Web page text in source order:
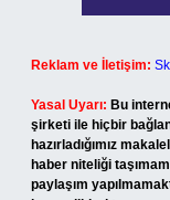
Reklam ve İletişim:
Yasal Uyarı: Bu
şirketi ile hiçbir
hazırladığımız
haber niteliği
paylaşım